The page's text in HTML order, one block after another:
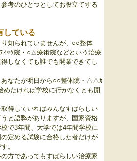
考のひとつとしてお役立てする
している
知られていませんが、○○整体
ｯｸ院・○△療術院などという治療
しなくても誰でも開業できてし
あなたが明日から○○整体院・△△ｶ
めたければ学校に行かなくとも開
得していればみんなすばらしい
と語弊がありますが、国家資格
で3年間、大学では4年間学校に
定める試験に合格した者だけが
。
方であってもすばらしい治療家